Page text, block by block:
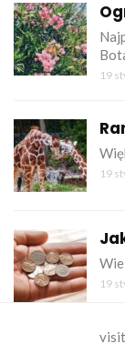
19
19
19